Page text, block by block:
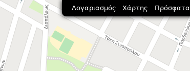
Λογαριασμός Χάρτης Πρόσφατα